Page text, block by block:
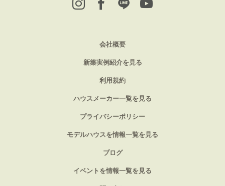
会社概要
新築実例紹介を見る
利用規約
ハウスメーカー一覧を見る
プライバシーポリシー
モデルハウスを情報一覧を見る
ブログ
イベントを情報一覧を見る